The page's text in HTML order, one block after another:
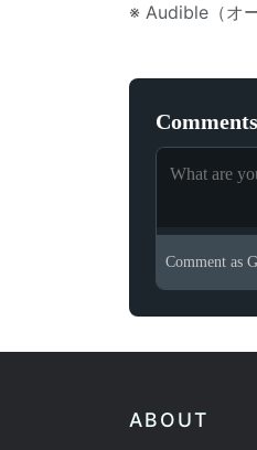
※ Audible（オ
Comments
Comment as
ABOUT